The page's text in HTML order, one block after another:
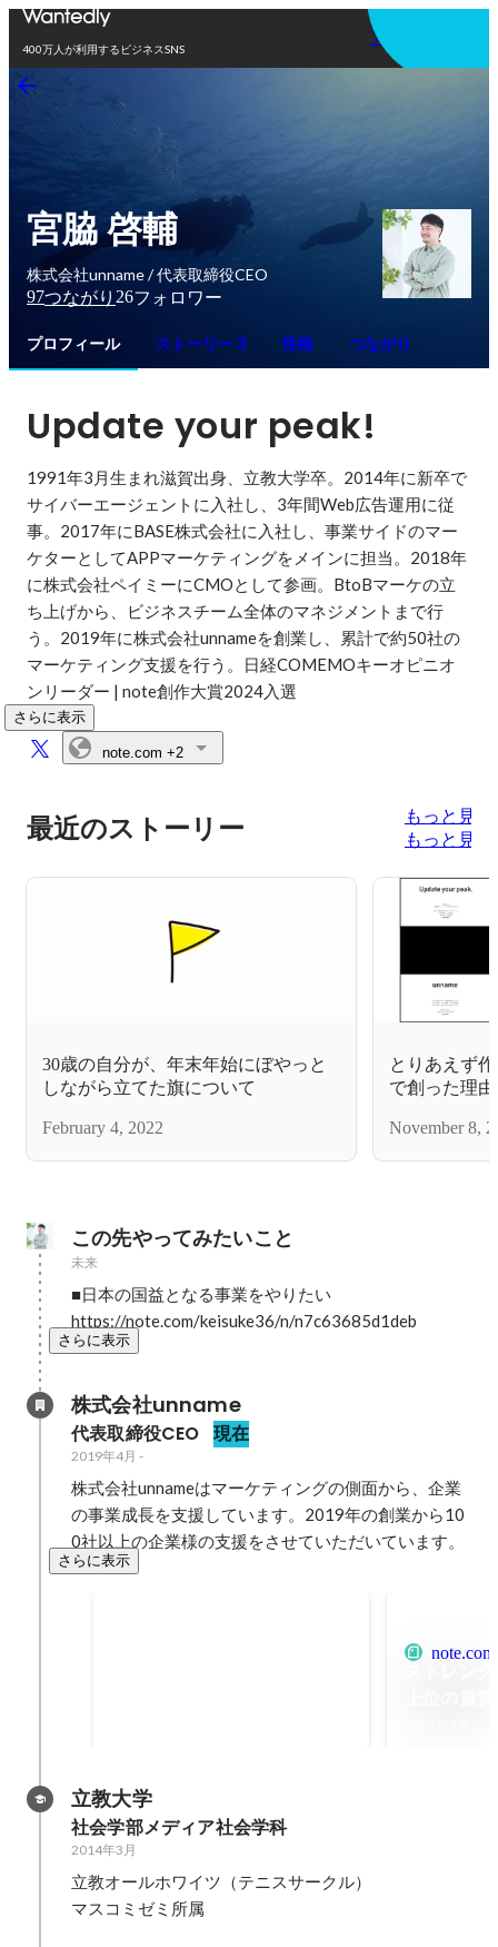
400万人が利用するビジネスSNS
アプリを使う
宮脇 啓輔
株式会社unname / 代表取締役CEO
97つながり 26フォロワー
プロフィール ストーリー 3 性格 つながり
Update your peak!
1991年3月生まれ滋賀出身、立教大学卒。2014年に新卒で
サイバーエージェントに入社し、3年間Web広告運用に従
事。2017年にBASE株式会社に入社し、事業サイドのマー
ケターとしてAPPマーケティングをメインに担当。2018年
に株式会社ペイミーにCMOとして参画。BtoBマーケの立
ち上げから、ビジネスチーム全体のマネジメントまで行
う。2019年に株式会社unnameを創業し、累計で約50社の
マーケティング支援を行う。日経COMEMOキーオピニオ
ンリーダー | note創作大賞2024入選
さらに表示
note.com +2
最近のストーリー
もっと見る
もっと見る
30歳の自分が、年末年始にぼやっと
しながら立てた旗について
February 4, 2022
とりあえず
で創った理由
November 8,
この先やってみたいこと
未来
■日本の国益となる事業をやりたい
https://note.com/keisuke36/n/n7c63685d1deb
さらに表示
株式会社unname
代表取締役CEO 現在
2019年4月 -
株式会社unnameはマーケティングの側面から、企業
の事業成長を支援しています。2019年の創業から10
0社以上の企業様の支援をさせていただいています。
さらに表示
note.com
立教大学
社会学部メディア社会学科
2014年3月
立教オールホワイツ（テニスサークル）
マスコミゼミ所属